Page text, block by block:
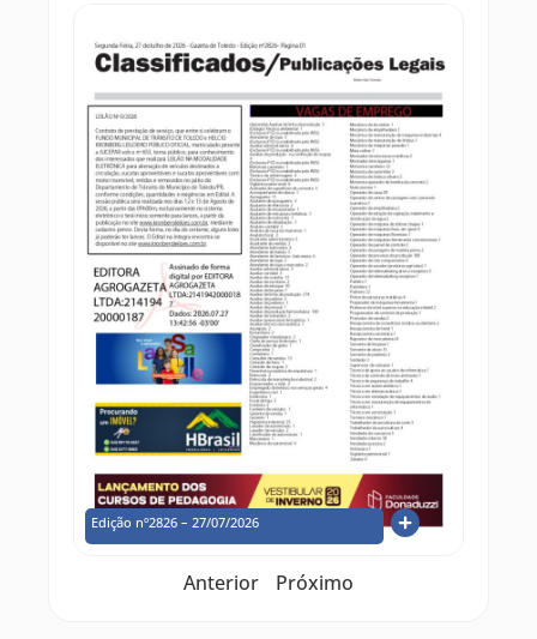
Edição nº2826 – 27/07/2026
Anterior Próximo